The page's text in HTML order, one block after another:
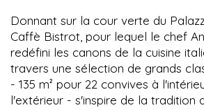
Donnant sur la cour verte du
Caffè Bistrot, pour lequel le chef
redéfini les canons de la cuisine
travers une sélection de grands
- 135 m² pour 22 convives à
l'extérieur - s'inspire de la tradition